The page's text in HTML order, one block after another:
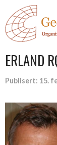
ERLAND
Publisert: 15.